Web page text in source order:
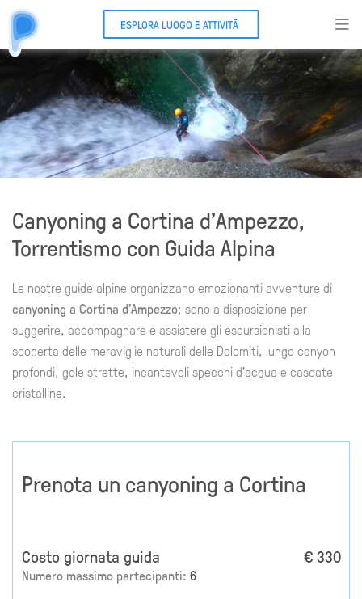
Canyoning a Cortina d'Ampezzo,
Torrentismo con Guida Alpina
Le nostre guide alpine organizzano emozionanti avventure di
canyoning a Cortina d'Ampezzo; sono a disposizione per
suggerire, accompagnare e assistere gli escursionisti alla
scoperta delle meraviglie naturali delle Dolomiti, lungo canyon
profondi, gole strette, incantevoli specchi d'acqua e cascate
cristalline.
Prenota un canyoning a Cortina
Costo giornata guida € 330
Numero massimo partecipanti: 6
ESPLORA LUOGO E ATTIVITÃ